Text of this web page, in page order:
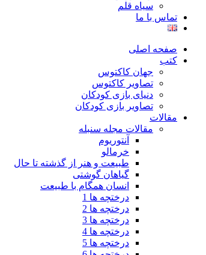
سیاه قلم
تماس با ما
صفحه اصلی
کتب
جهان کاکتوس
تصاویر کاکتوس
دنیای بازی کودکان
تصاویر بازی کودکان
مقالات
مقالات مجله سنبله
آنتوریوم
خرمالو
طبیعت و هنر از گذشته تا حال
گیاهان گوشتی
انسان همگام با طبیعت
درختچه ها 1
درختچه ها 2
درختچه ها 3
درختچه ها 4
درختچه ها 5